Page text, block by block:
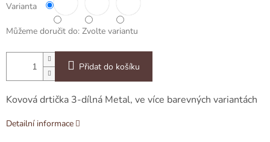
Varianta
Můžeme doručit do: Zvolte variantu
Přidat do košíku
Kovová drtička 3-dílná Metal, ve více barevných variantách
Detailní informace